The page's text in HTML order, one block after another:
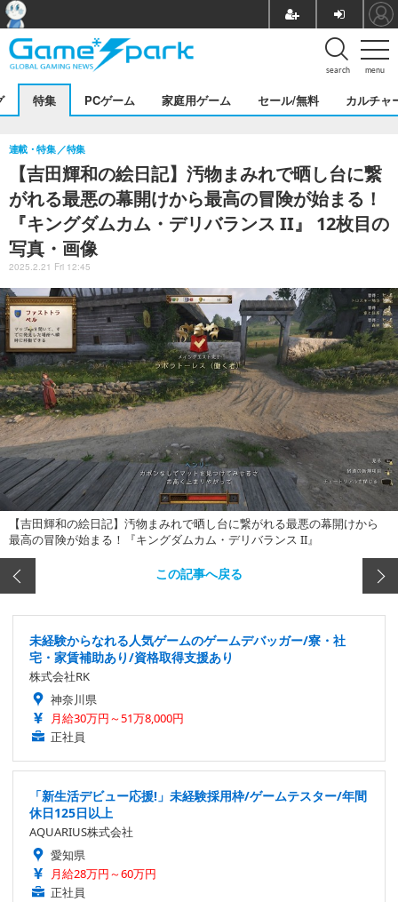
menu
search
特集 PCゲーム 家庭用ゲーム セール/無料 カルチャ
【吉田輝和の絵日記】汚物まみれで晒し台に繋
がれる最悪の幕開けから最高の冒険が始まる！
『キングダムカム・デリバランス II』 12枚目の
写真・画像
連載・特集 特集
2025.2.21 Fri 12:45
【吉田輝和の絵日記】汚物まみれで晒し台に繋がれる最悪の幕開けから
最高の冒険が始まる！『キングダムカム・デリバランス II』
この記事へ戻る
未経験からなれる人気ゲームのゲームデバッガー/寮・社
宅・家賃補助あり/資格取得支援あり
株式会社RK
神奈川県
月給30万円～51万8,000円
正社員
「新生活デビュー応援!」未経験採用枠/ゲームテスター/年間
休日125日以上
AQUARIUS株式会社
愛知県
月給28万円～60万円
正社員